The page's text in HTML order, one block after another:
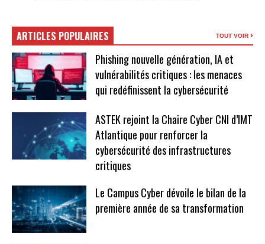
ARTICLES POPULAIRES TOUT VOIR
Phishing nouvelle génération, IA et
vulnérabilités critiques : les menaces
qui redéfinissent la cybersécurité
ASTEK rejoint la Chaire Cyber CNI d’IMT
Atlantique pour renforcer la
cybersécurité des infrastructures
critiques
Le Campus Cyber dévoile le bilan de la
première année de sa transformation